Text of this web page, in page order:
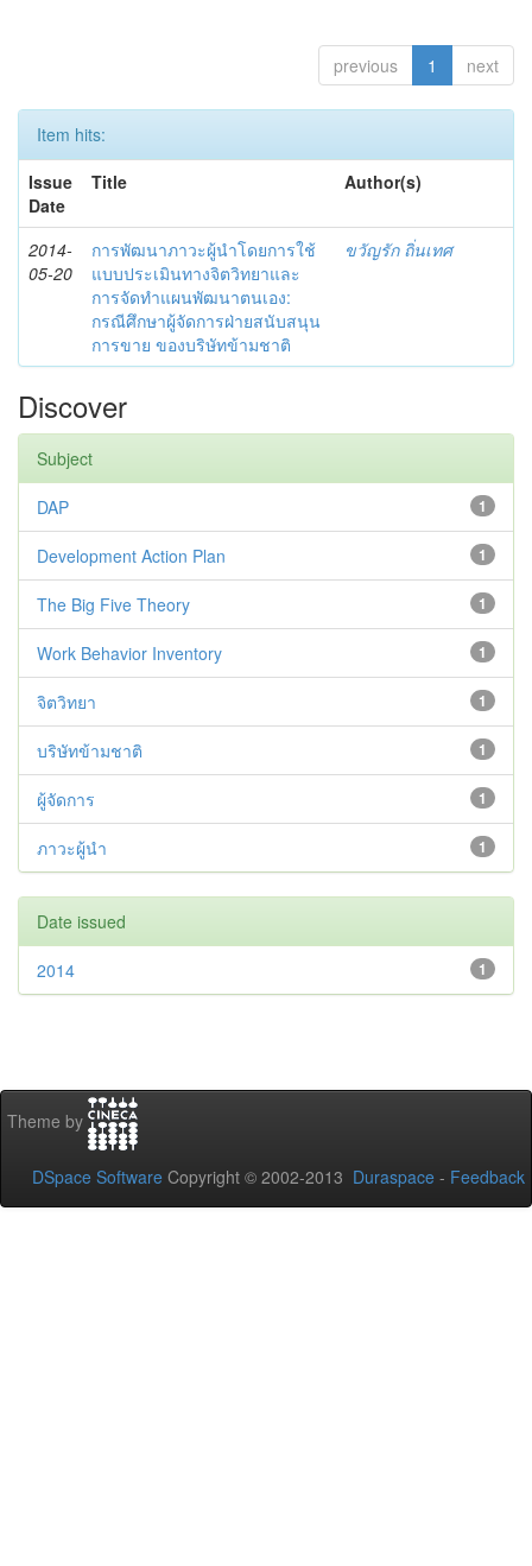
previous 1 next
Item hits:
Issue
Date
Title Author(s)
2014-
05-20
การพัฒนาภาวะผู้นำโดยการใช้
แบบประเมินทางจิตวิทยาและ
การจัดทำแผนพัฒนาตนเอง:
กรณีศึกษาผู้จัดการฝ่ายสนับสนุน
การขาย ของบริษัทข้ามชาติ
ขวัญรัก ถิ่นเทศ
Discover
Subject
1
DAP
1
Development Action Plan
1
The Big Five Theory
1
Work Behavior Inventory
1
จิตวิทยา
1
บริษัทข้ามชาติ
1
ผู้จัดการ
1
ภาวะผู้นำ
Date issued
1
2014
Theme by
DSpace Software Copyright © 2002-2013 Duraspace - Feedback